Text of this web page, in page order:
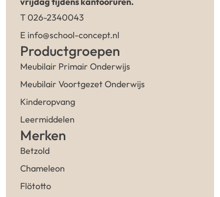
T 026-2340043
E info@school-concept.nl
Productgroepen
Meubilair Primair Onderwijs
Meubilair Voortgezet Onderwijs
Kinderopvang
Leermiddelen
Merken
Betzold
Chameleon
Flötotto